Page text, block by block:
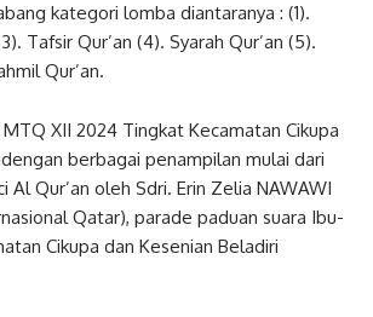
kategori lomba diantaranya : (1).
Tafsir Qur’an (4). Syarah Qur’an (5).
Qur’an.
XII 2024 Tingkat Kecamatan Cikupa
berbagai penampilan mulai dari
Al Qur’an oleh Sdri. Erin Zelia NAWAWI
Qatar), parade paduan suara Ibu-
Cikupa dan Kesenian Beladiri